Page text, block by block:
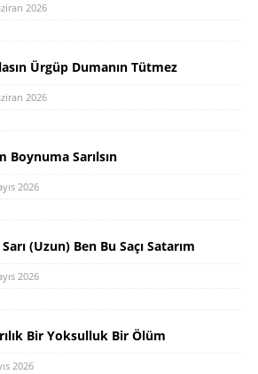
2026
Ürgüp Dumanın Tütmez
2026
Boynuma Sarılsın
2026
Sarı (Uzun) Ben Bu Saçı Satarım
2026
Bir Yoksulluk Bir Ölüm
2026